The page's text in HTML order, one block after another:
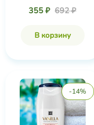
355 ₽ 692 ₽
В корзину
-14%